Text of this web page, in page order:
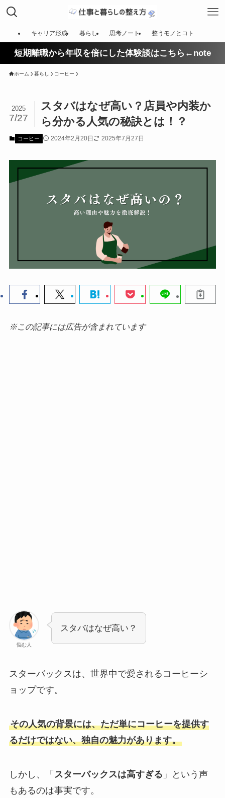
キャリア形成 暮らし 思考ノート 整うモノとコト
短期離職から年収を倍にした体験談はこちら←note
ホーム 暮らし コーヒー
スタバはなぜ高い？店員や内装か
ら分かる人気の秘訣とは！？
2025
7/27
コーヒー 2024年2月20日 2025年7月27日
※この記事には広告が含まれています
悩む人
スタバはなぜ高い？
スターバックスは、世界中で愛されるコーヒーシ
ョップです。
その人気の背景には、ただ単にコーヒーを提供す
るだけではない、独自の魅力があります。
しかし、「 スターバックスは高すぎる 」という声
もあるのは事実です。